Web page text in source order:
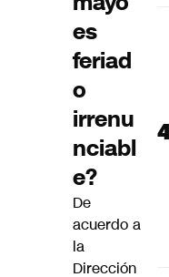
es
feriad
o
irrenu
nciabl
e?
De
acuerdo a
la
Dirección